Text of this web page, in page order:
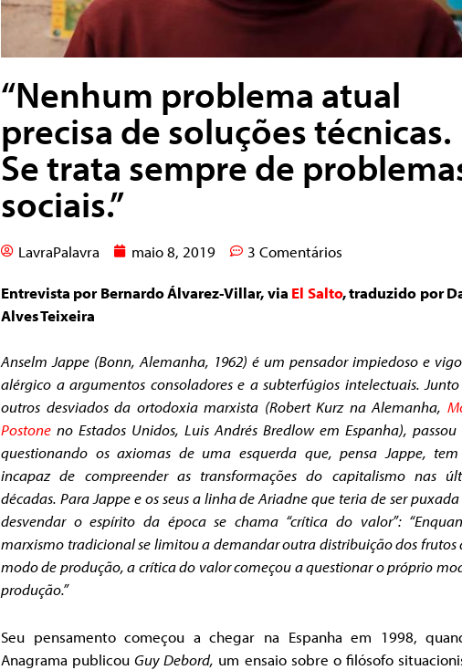
“Nenhum problema atual
precisa de soluções técnicas.
Se trata sempre de
sociais.”
LavraPalavra maio 8, 2019 3 Comentários
Entrevista por Bernardo Álvarez-Villar, via El Salto, traduzido por
Alves Teixeira
Anselm Jappe (Bonn, Alemanha, 1962) é um pensador impiedoso e
alérgico a argumentos consoladores e a subterfúgios intelectuais.
outros desviados da ortodoxia marxista (Robert Kurz na Alemanha,
Postone no Estados Unidos, Luis Andrés Bredlow em Espanha), passou
questionando os axiomas de uma esquerda que, pensa Jappe,
incapaz de compreender as transformações do capitalismo nas
décadas. Para Jappe e os seus a linha de Ariadne que teria de ser
desvendar o espírito da época se chama “crítica do valor”:
marxismo tradicional se limitou a demandar outra distribuição dos frutos
modo de produção, a crítica do valor começou a questionar o próprio
produção.”
Seu pensamento começou a chegar na Espanha em 1998,
Anagrama publicouGuy Debord, um ensaio sobre o filósofo